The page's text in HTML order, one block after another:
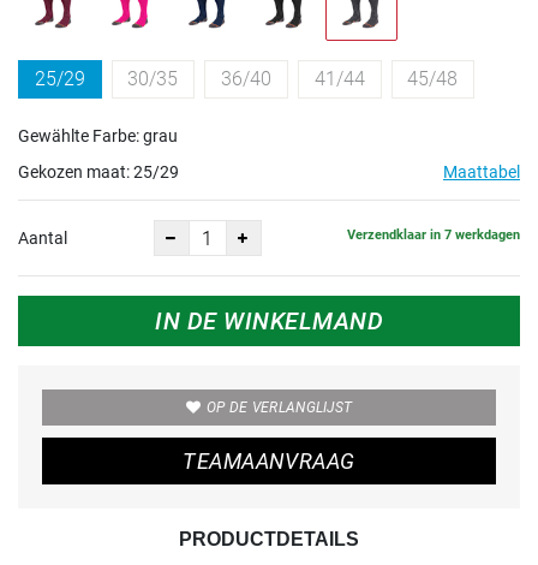
25/29 30/35 36/40 41/44 45/48
Gewählte Farbe: grau
Gekozen maat:25/29 Maattabel
Aantal Verzendklaar in 7 werkdagen
IN DE WINKELMAND
OP DE VERLANGLIJST
TEAMAANVRAAG
PRODUCTDETAILS